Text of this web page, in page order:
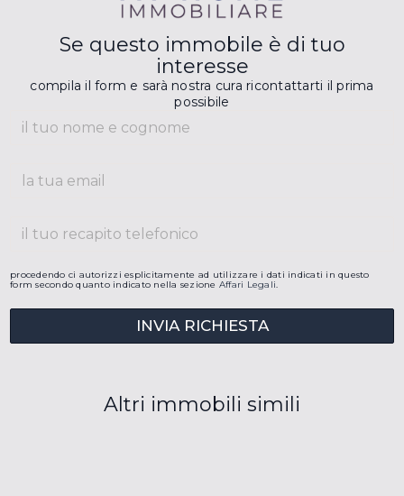
Se questo immobile è di tuo
interesse
compila il form e sarà nostra cura ricontattarti il prima
possibile
procedendo ci autorizzi esplicitamente ad utilizzare i dati indicati in questo
form secondo quanto indicato nella sezione Affari Legali.
INVIA RICHIESTA
Altri immobili simili